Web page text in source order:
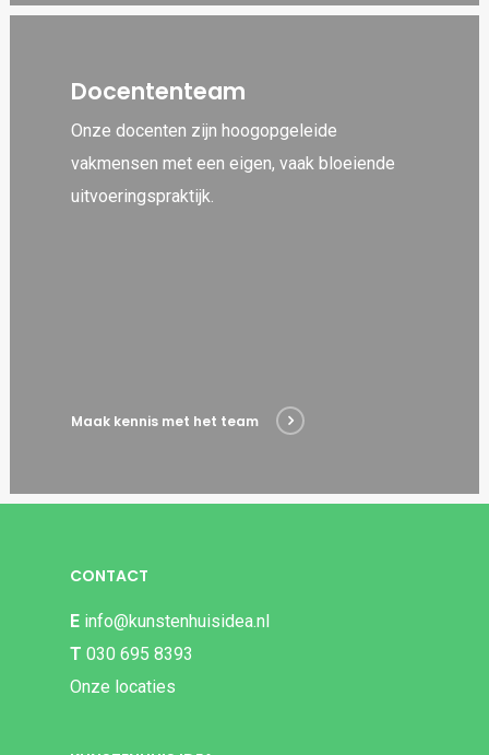
Docententeam
Onze docenten zijn hoogopgeleide
vakmensen met een eigen, vaak bloeiende
uitvoeringspraktijk.
Maak kennis met het team
CONTACT
E info@kunstenhuisidea.nl
T 030 695 8393
Onze locaties